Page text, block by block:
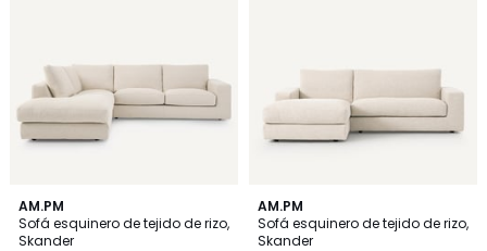
AM.PM
Sofá esquinero de tejido de rizo,
Skander
2
Colores
AM.PM
Sofá esquinero de tejido de rizo,
Skander
2
Colores